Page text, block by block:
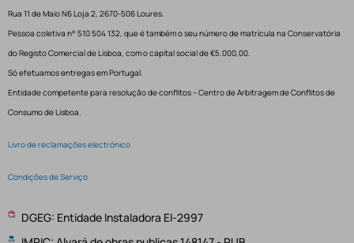
Rua 11 de Maio N6 Loja 2, 2670-506 Loures.
Pessoa coletiva n° 510 504 132, que é também o seu número de matrícula na Conservatória
do Registo Comercial de Lisboa, com o capital social de €5.000,00.
Só efetuamos entregas em Portugal.
Entidade competente para resolução de conflitos – Centro de Arbitragem de Conflitos de
Consumo de Lisboa.
Livro de reclamações electrónico
Condições de Serviço
DGEG: Entidade Instaladora EI-2997